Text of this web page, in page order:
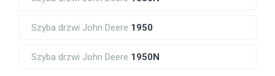
Szyba drzwi John Deere 1950
Szyba drzwi John Deere 1950N